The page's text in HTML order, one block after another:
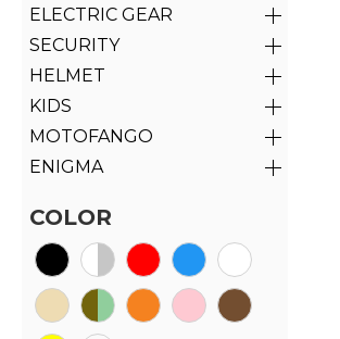
ELECTRIC GEAR
SECURITY
HELMET
KIDS
MOTOFANGO
ENIGMA
COLOR